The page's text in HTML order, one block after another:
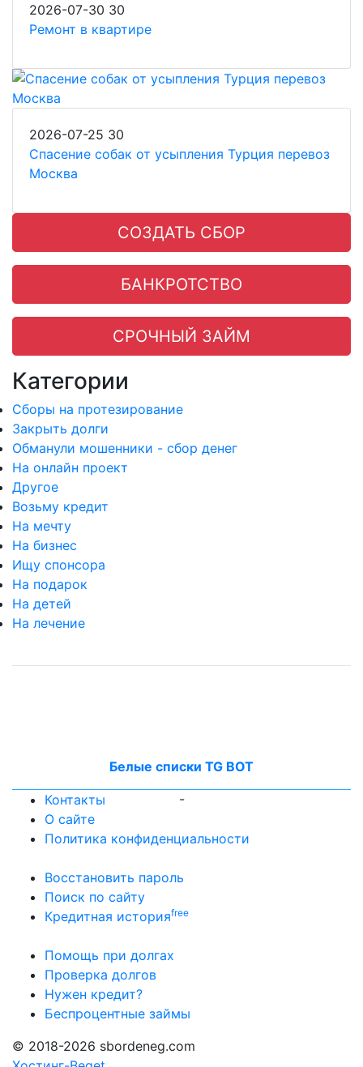
2026-07-30 30
Ремонт в квартире
2026-07-25 30
Спасение собак от усыпления Турция перевоз
Москва
СОЗДАТЬ СБОР
БАНКРОТСТВО
СРОЧНЫЙ ЗАЙМ
Категории
Сборы на протезирование
Закрыть долги
Обманули мошенники - сбор денег
На онлайн проект
Другое
Возьму кредит
На мечту
На бизнес
Ищу спонсора
На подарок
На детей
На лечение
Белые списки TG BOT
-
Контакты
О сайте
Политика конфиденциальности
Восстановить пароль
Поиск по сайту
Кредитная историяfree
Помощь при долгах
Проверка долгов
Нужен кредит?
Беспроцентные займы
© 2018-2026 sbordeneg.com